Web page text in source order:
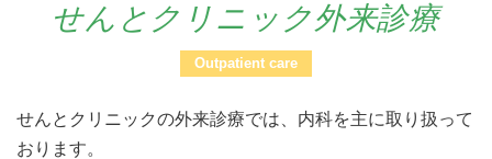
せんとクリニック外来診療
Outpatient care
せんとクリニックの外来診療では、内科を主に取り扱って
おります。